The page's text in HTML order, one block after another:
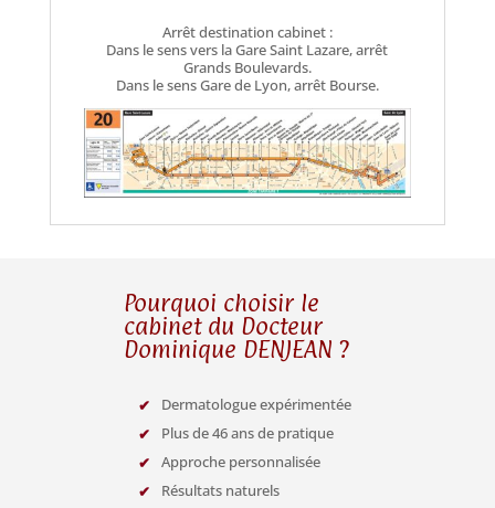
Arrêt destination cabinet :
Dans le sens vers la Gare Saint Lazare, arrêt
Grands Boulevards.
Dans le sens Gare de Lyon, arrêt Bourse.
Pourquoi choisir le
cabinet du Docteur
Dominique DENJEAN ?
Dermatologue expérimentée
Plus de 46 ans de pratique
Approche personnalisée
Résultats naturels